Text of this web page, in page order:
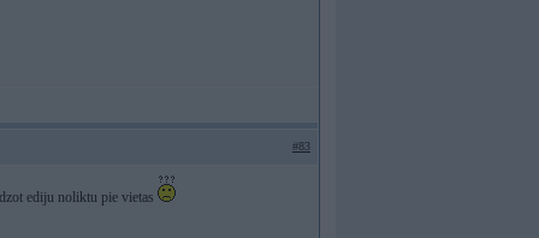
#83
ediju noliktu pie vietas